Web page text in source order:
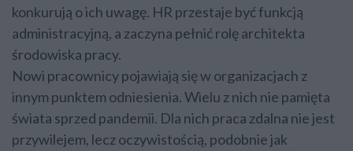
konkurują o ich uwagę. HR przestaje być funkcją
administracyjną, a zaczyna pełnić rolę architekta
środowiska pracy.
Nowi pracownicy pojawiają się w organizacjach z
innym punktem odniesienia. Wielu z nich nie pamięta
świata sprzed pandemii. Dla nich praca zdalna nie jest
przywilejem, lecz oczywistością, podobnie jak